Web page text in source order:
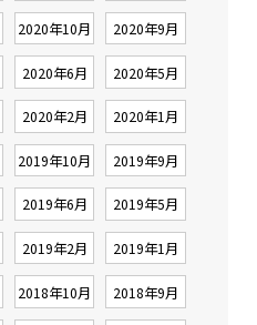
2020年10月 2020年9月
2020年6月 2020年5月
2020年2月 2020年1月
2019年10月 2019年9月
2019年6月 2019年5月
2019年2月 2019年1月
2018年10月 2018年9月